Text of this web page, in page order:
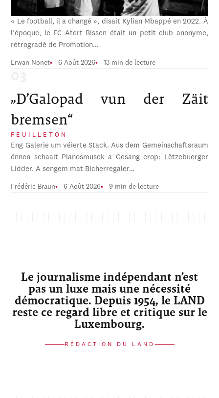
« Le football, il a changé », disait Kylian Mbappé en 2022. À
l’époque, le FC Atert Bissen était un petit club anonyme,
rétrogradé de Promotion…
Erwan Nonet 6 Août 2026 13 min de lecture
„D’Galopad vun der Zäit
bremsen“
FEUILLETON
Eng Galerie um véierte Stack. Aus dem Gemeinschaftsraum
ënnen schaalt Pianosmusek a Gesang erop: Lëtzebuerger
Lidder. A sengem mat Bicherregaler…
Frédéric Braun 6 Août 2026 9 min de lecture
Le journalisme indépendant n’est
pas un luxe mais une nécessité
démocratique. Depuis 1954, le LAND
reste ce regard libre et critique sur le
Luxembourg.
RÉDACTION DU LAND